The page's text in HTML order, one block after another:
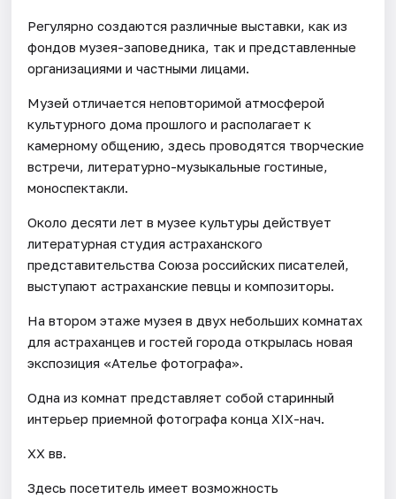
Регулярно создаются различные выставки, как из
фондов музея-заповедника, так и представленные
организациями и частными лицами.
Музей отличается неповторимой атмосферой
культурного дома прошлого и располагает к
камерному общению, здесь проводятся творческие
встречи, литературно-музыкальные гостиные,
моноспектакли.
Около десяти лет в музее культуры действует
литературная студия астраханского
представительства Союза российских писателей,
выступают астраханские певцы и композиторы.
На втором этаже музея в двух небольших комнатах
для астраханцев и гостей города открылась новая
экспозиция «Ателье фотографа».
Одна из комнат представляет собой старинный
интерьер приемной фотографа конца XIX-нач.
XX вв.
Здесь посетитель имеет возможность